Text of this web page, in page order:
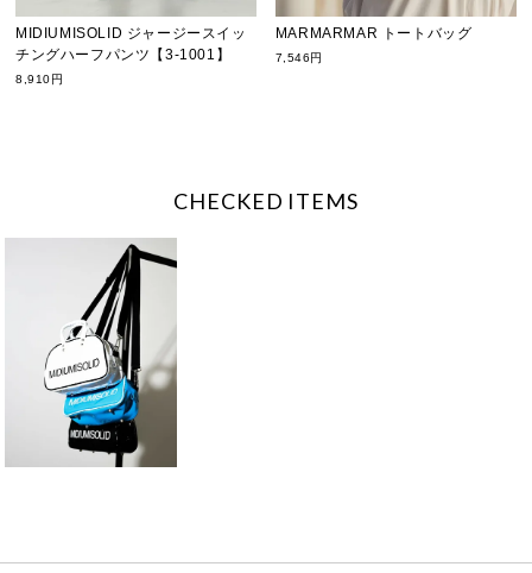
MIDIUMISOLID ジャージースイッ
チングハーフパンツ【3-1001】
8,910円
MARMARMAR トートバッグ
7,546円
CHECKED ITEMS